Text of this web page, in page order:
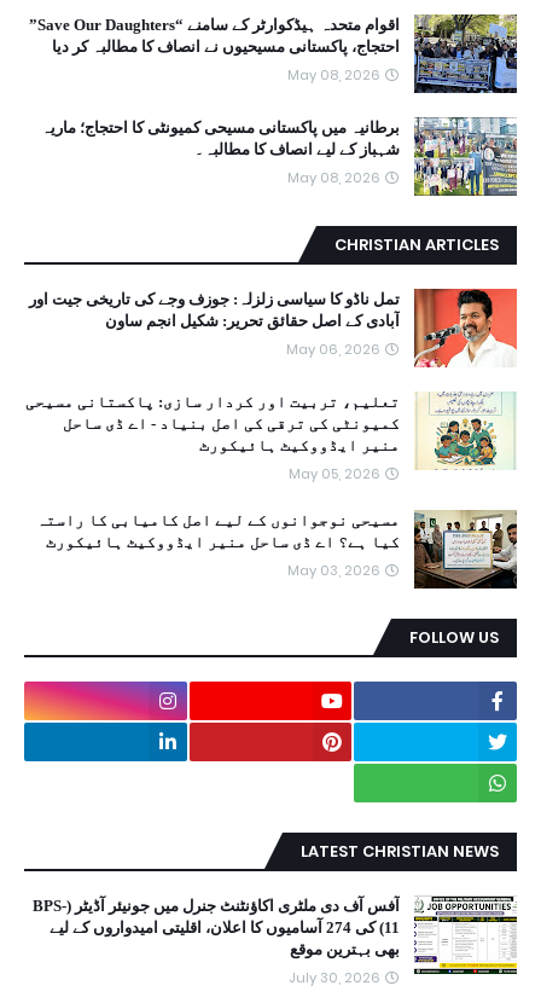
اقوام متحدہ ہیڈکوارٹر کے سامنے “Save Our Daughters”
احتجاج، پاکستانی مسیحیوں نے انصاف کا مطالبہ کر دیا
May 08, 2026
برطانیہ میں پاکستانی مسیحی کمیونٹی کا احتجاج؛ ماریہ
شہباز کے لیے انصاف کا مطالبہ۔
May 08, 2026
CHRISTIAN ARTICLES
تمل ناڈو کا سیاسی زلزلہ: جوزف وجے کی تاریخی جیت اور
آبادی کے اصل حقائق تحریر: شکیل انجم ساون
May 06, 2026
تعلیم، تربیت اور کردار سازی: پاکستانی مسیحی
کمیونٹی کی ترقی کی اصل بنیاد - اے ڈی ساحل
منیر ایڈووکیٹ ہائیکورٹ
May 05, 2026
مسیحی نوجوانوں کے لیے اصل کامیابی کا راستہ
کیا ہے؟ اے ڈی ساحل منیر ایڈووکیٹ ہائیکورٹ
May 03, 2026
FOLLOW US
LATEST CHRISTIAN NEWS
آفس آف دی ملٹری اکاؤنٹنٹ جنرل میں جونیئر آڈیٹر (BPS-
11) کی 274 آسامیوں کا اعلان، اقلیتی امیدواروں کے لیے
بھی بہترین موقع
July 30, 2026